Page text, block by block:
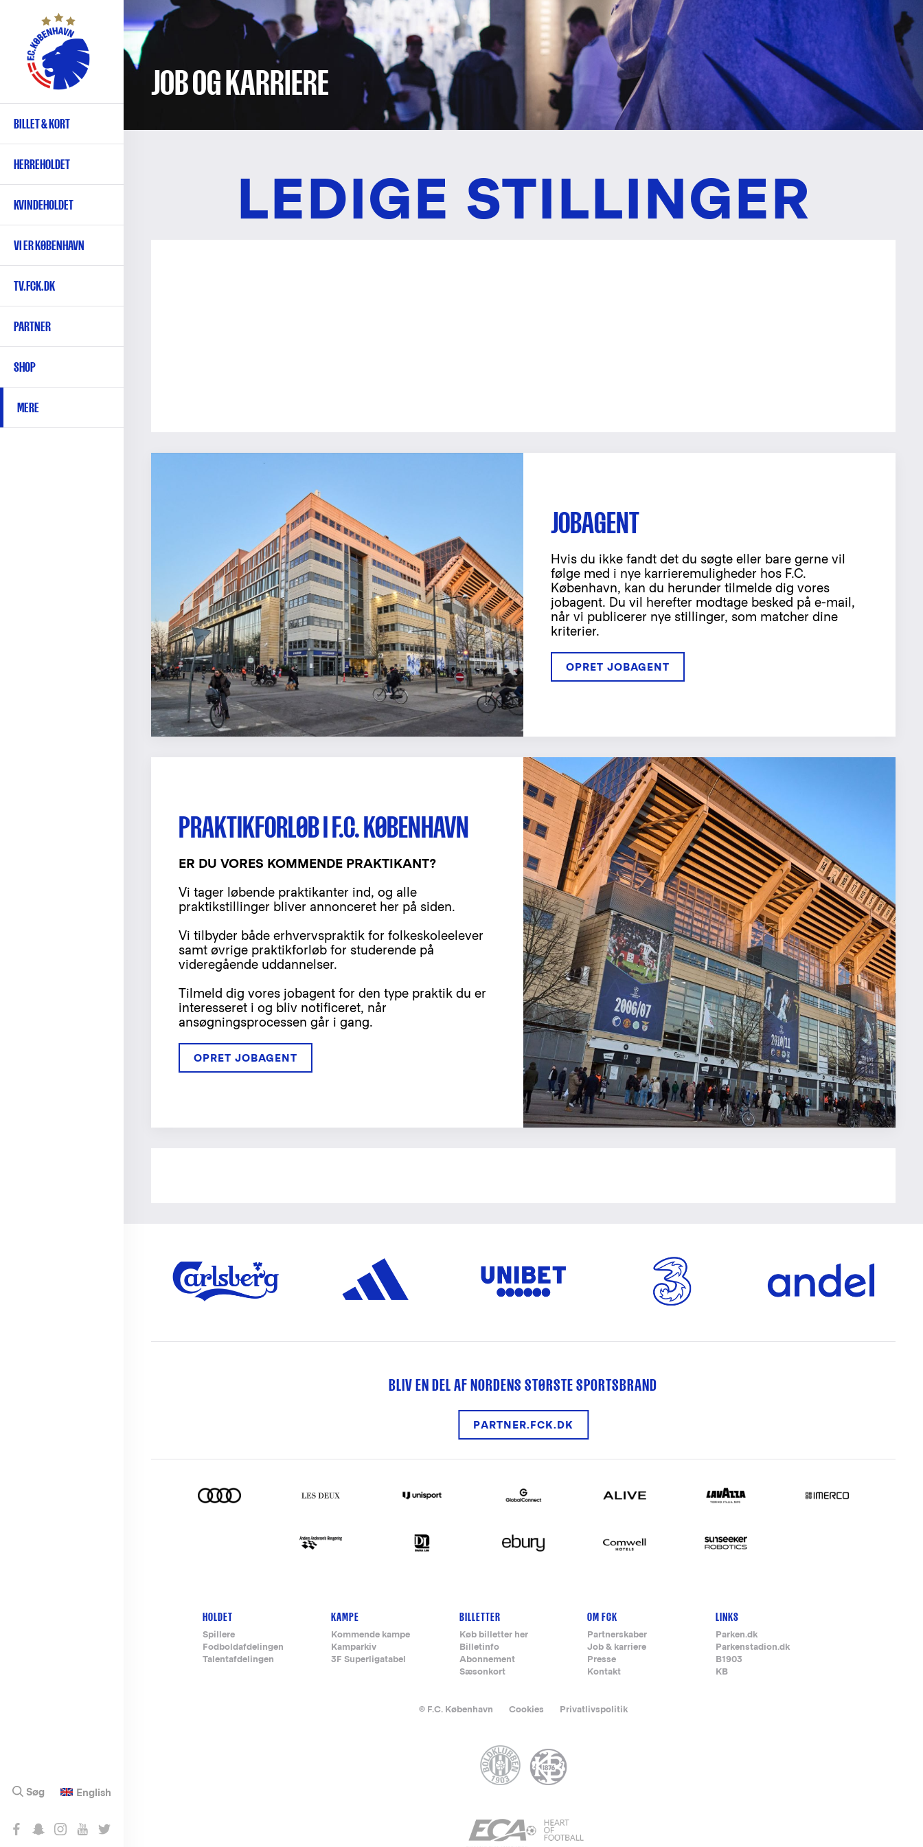
hovedindhold
Primær
navigation
BILLET & KORT
HERREHOLDET
KVINDEHOLDET
VI ER KØBENHAVN
TV.FCK.DK
PARTNER
SHOP
MERE
English
Søg
JOB OG KARRIERE
LEDIGE STILLINGER
JOBAGENT
Hvis du ikke fandt det du søgte eller bare gerne vil
følge med i nye karrieremuligheder hos F.C.
København, kan du herunder tilmelde dig vores
jobagent. Du vil herefter modtage besked på e-mail,
når vi publicerer nye stillinger, som matcher dine
kriterier.
OPRET JOBAGENT
PRAKTIKFORLØB I F.C. KØBENHAVN
ER DU VORES KOMMENDE PRAKTIKANT?
Vi tager løbende praktikanter ind, og alle
praktikstillinger bliver annonceret her på siden.
Vi tilbyder både erhvervspraktik for folkeskoleelever
samt øvrige praktikforløb for studerende på
videregående uddannelser.
Tilmeld dig vores jobagent for den type praktik du er
interesseret i og bliv notificeret, når
ansøgningsprocessen går i gang.
OPRET JOBAGENT
BLIV EN DEL AF NORDENS STØRSTE SPORTSBRAND
PARTNER.FCK.DK
Footer-
menu
HOLDET
Spillere
Fodboldafdelingen
Talentafdelingen
KAMPE
Kommende kampe
Kamparkiv
3F Superligatabel
BILLETTER
Køb billetter her
Billetinfo
Abonnement
Sæsonkort
OM FCK
Partnerskaber
Job & karriere
Presse
Kontakt
LINKS
Parken.dk
Parkenstadion.dk
B1903
KB
© F.C. København Cookies Privatlivspolitik